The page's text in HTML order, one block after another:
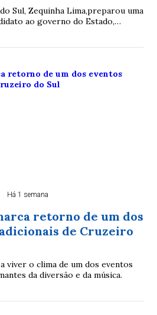
Sul, Zequinha Lima,preparou uma
ao governo do Estado,
Há 1 semana
retorno de um dos
de Cruzeiro
viver o clima de um dos eventos
da diversão e da música.